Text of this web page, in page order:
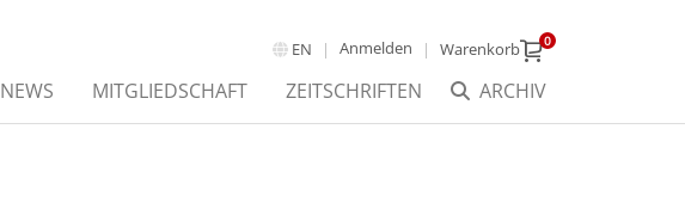
EN Anmelden Warenkorb 0
ARCHIV
NEWS MITGLIEDSCHAFT ZEITSCHRIFTEN